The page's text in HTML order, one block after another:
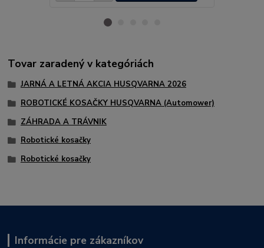
Tovar zaradený v kategóriách
JARNÁ A LETNÁ AKCIA HUSQVARNA 2026
ROBOTICKÉ KOSAČKY HUSQVARNA (Automower)
ZÁHRADA A TRÁVNIK
Robotické kosačky
Robotické kosačky
Informácie pre zákazníkov